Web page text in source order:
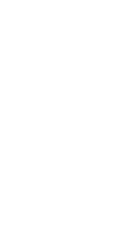
PREGUNTAS